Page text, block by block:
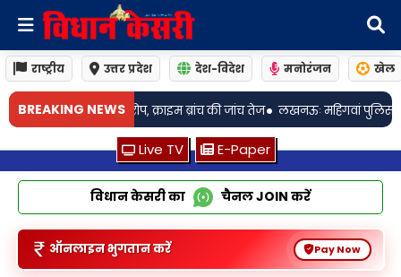
राष्ट्रीय उत्तर प्रदेश देश-विदेश मनोरंजन खेल
BREAKING NEWS
की जांच तेज• लखनऊः महिगवां पुलिस व ग्रामीणों ने कुएं में गिरी गाय को सुरक्षित
Live TV E-Paper
विधान केसरी का चैनलJOIN करें
ऑनलाइन भुगतान करें Pay Now